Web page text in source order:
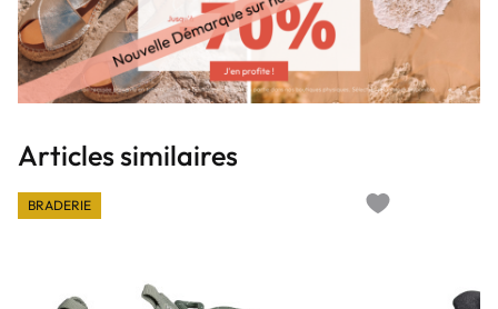
Articles similaires
BRADERIE